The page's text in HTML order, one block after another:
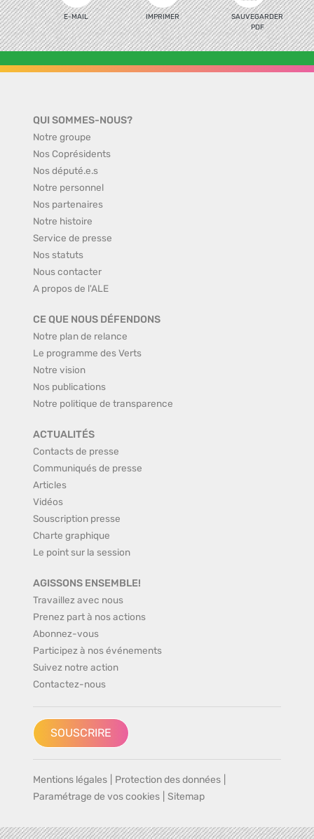
E-MAIL IMPRIMER
SAUVEGARDER
PDF
QUI SOMMES-NOUS?
Notre groupe
Nos Coprésidents
Nos député.e.s
Notre personnel
Nos partenaires
Notre histoire
Service de presse
Nos statuts
Nous contacter
A propos de l'ALE
CE QUE NOUS DÉFENDONS
Notre plan de relance
Le programme des Verts
Notre vision
Nos publications
Notre politique de transparence
ACTUALITÉS
Contacts de presse
Communiqués de presse
Articles
Vidéos
Souscription presse
Charte graphique
Le point sur la session
AGISSONS ENSEMBLE!
Travaillez avec nous
Prenez part à nos actions
Abonnez-vous
Participez à nos événements
Suivez notre action
Contactez-nous
SOUSCRIRE
Mentions légales Protection des données
Paramétrage de vos cookies
Sitemap